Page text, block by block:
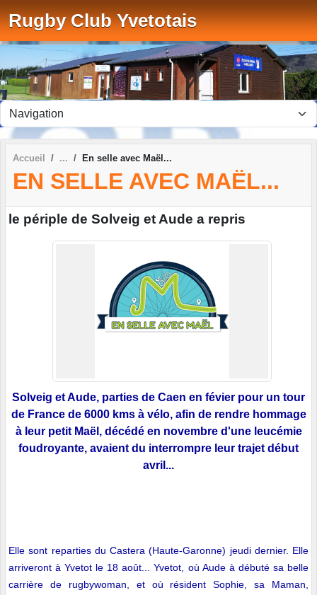
Rugby Club Yvetotais
Accueil En selle avec Maël...
EN SELLE AVEC MAËL...
le périple de Solveig et Aude a repris
Solveig et Aude, parties de Caen en févier pour un tour
de France de 6000 kms à vélo, afin de rendre hommage
à leur petit Maël, décédé en novembre d'une leucémie
foudroyante, avaient du interrompre leur trajet début
avril...
Elle sont reparties du Castera (Haute-Garonne) jeudi dernier. Elle
arriveront à Yvetot le 18 août... Yvetot, où Aude à débuté sa belle
carrière de rugbywoman, et où résident Sophie, sa Maman,